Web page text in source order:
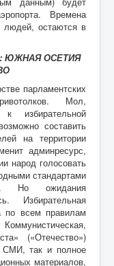
Времена
людей, остаются в
ЮЖНАЯ ОСЕТИЯ
парламентских
Мол,
избирательной
составить
на территории
админресурс,
народ голосовать
стандартами
Но ожидания
Избирательная
по всем правилам
Коммунистическая,
(«Отечество»)
СМИ, так и полное
материалов,